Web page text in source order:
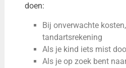
doen:
Bij onverwachte
tandartsrekening
Als je kind iets mist
Als je op zoek bent